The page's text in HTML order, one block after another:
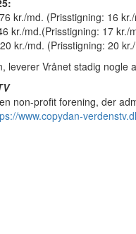
(Prisstigning: 16 kr./
md.(Prisstigning: 17 kr./
(Prisstigning: 20 kr./
leverer Vrånet stadig nogle
non-profit forening, der
www.copydan-